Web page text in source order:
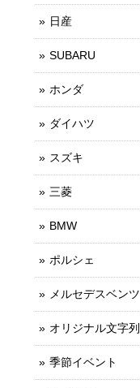
日産
SUBARU
ホンダ
ダイハツ
スズキ
三菱
BMW
ポルシェ
メルセデスベンツ
オリジナル文字列
季節イベント